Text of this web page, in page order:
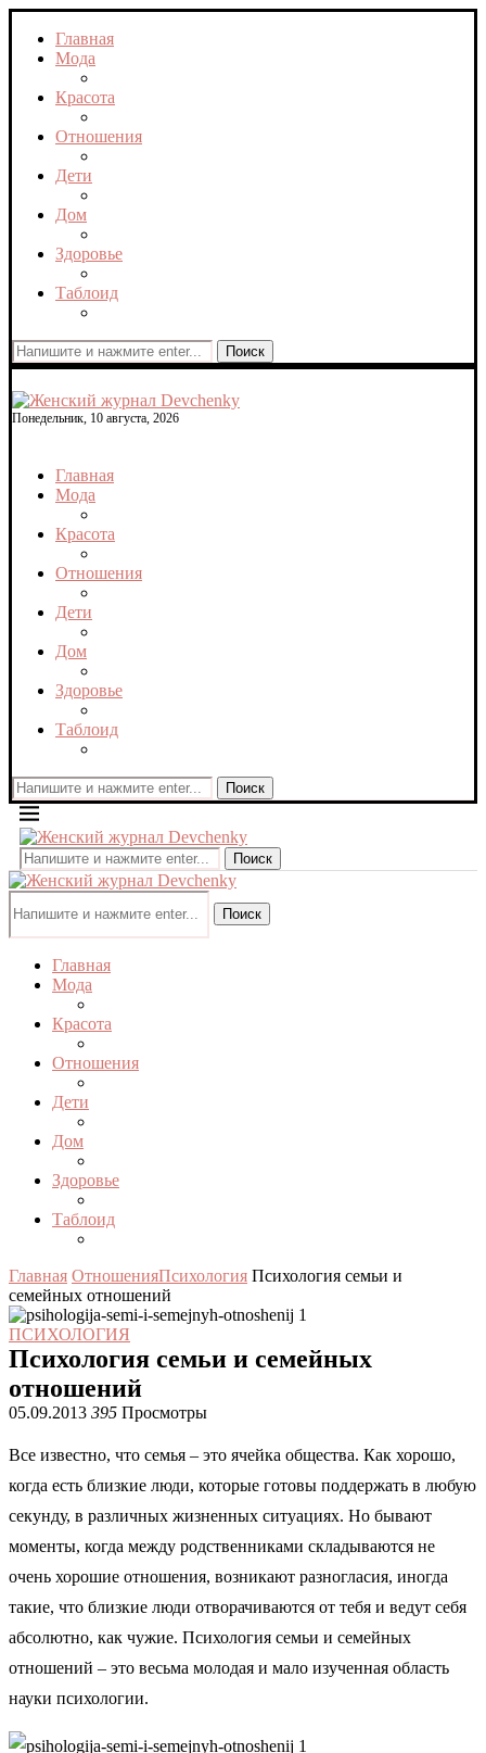
Главная
Мода
Красота
Отношения
Дети
Дом
Здоровье
Таблоид
Поиск
Понедельник, 10 августа, 2026
Главная
Мода
Красота
Отношения
Дети
Дом
Здоровье
Таблоид
Поиск
Поиск
Поиск
Главная
Мода
Красота
Отношения
Дети
Дом
Здоровье
Таблоид
Главная ОтношенияПсихология Психология семьи и
семейных отношений
ПСИХОЛОГИЯ
Психология семьи и семейных
отношений
05.09.2013 395 Просмотры
Все известно, что семья – это ячейка общества. Как хорошо,
когда есть близкие люди, которые готовы поддержать в любую
секунду, в различных жизненных ситуациях. Но бывают
моменты, когда между родственниками складываются не
очень хорошие отношения, возникают разногласия, иногда
такие, что близкие люди отворачиваются от тебя и ведут себя
абсолютно, как чужие. Психология семьи и семейных
отношений – это весьма молодая и мало изученная область
науки психологии.